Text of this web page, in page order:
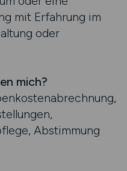
mit Erfahrung im
oder
mich?
Abstimmung